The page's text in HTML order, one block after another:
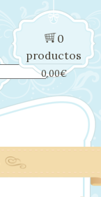
0
productos
0,00€